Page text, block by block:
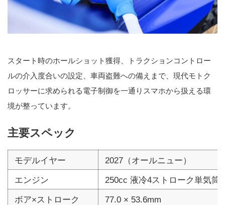
スタート時のホールショット獲得、トラクションコントロー
ルの介入度合いの設定、車両盗難への備えまで、現代モトク
ロッサーに求められる電子制御を一通りスマホから扱える環
境が整っています。
主要スペック
モデルイヤー
2027（オールニュー）
エンジン
250cc 液冷4ストローク単気筒
ボア×ストローク
77.0 × 53.6mm